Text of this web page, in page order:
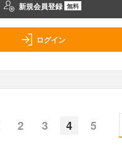
新規会員登録 無料
ログイン
2 3 4 5